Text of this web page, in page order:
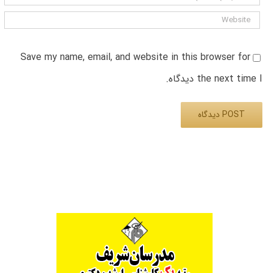
Save my name, email, and website in this browser for
the next time I دیدگاه.